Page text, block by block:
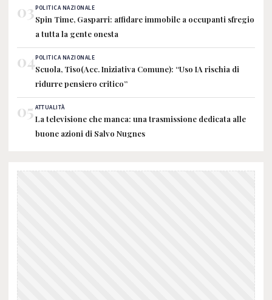
03POLITICA NAZIONALE
Spin Time, Gasparri: affidare immobile a occupanti sfregio
a tutta la gente onesta
04POLITICA NAZIONALE
Scuola, Tiso(Acc. Iniziativa Comune): “Uso IA rischia di
ridurre pensiero critico”
05 ATTUALITÀ
La televisione che manca: una trasmissione dedicata alle
buone azioni di Salvo Nugnes